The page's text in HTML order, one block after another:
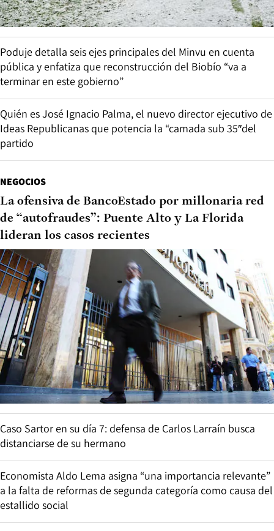
Poduje detalla seis ejes principales del Minvu en cuenta
pública y enfatiza que reconstrucción del Biobío “va a
terminar en este gobierno”
Quién es José Ignacio Palma, el nuevo director ejecutivo de
Ideas Republicanas que potencia la “camada sub 35″del
partido
NEGOCIOS
La ofensiva de BancoEstado por millonaria red
de “autofraudes”: Puente Alto y La Florida
lideran los casos recientes
Caso Sartor en su día 7: defensa de Carlos Larraín busca
distanciarse de su hermano
Economista Aldo Lema asigna “una importancia relevante”
a la falta de reformas de segunda categoría como causa del
estallido social